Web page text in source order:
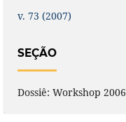
v. 73 (2007)
SEÇÃO
Dossiê: Workshop 2006